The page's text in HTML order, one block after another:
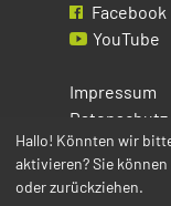
Facebook
YouTube
Impressum
Datenschutz
Cookies
Hallo! Könnten wir
aktivieren? Sie
oder zurückziehen.